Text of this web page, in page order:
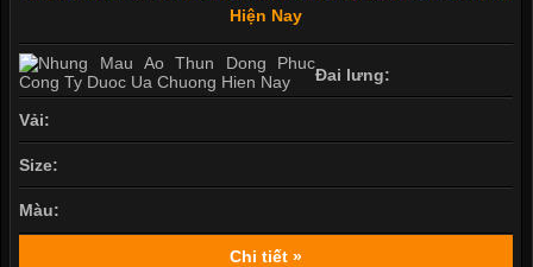
Hiện Nay
Đai lưng:
Vải:
Size:
Màu:
Chi tiết »